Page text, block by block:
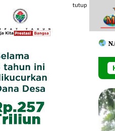
konten
tutup
Administrator Dan